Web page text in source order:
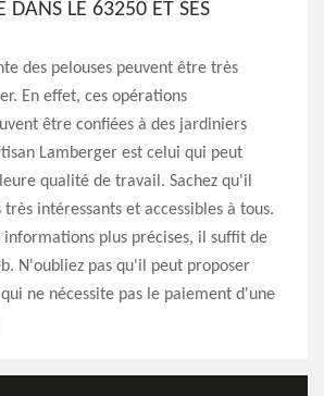
DANS LE 63250 ET SES
des pelouses peuvent être très
En effet, ces opérations
être confiées à des jardiniers
Lamberger est celui qui peut
qualité de travail. Sachez qu'il
intéressants et accessibles à tous.
informations plus précises, il suffit de
N'oubliez pas qu'il peut proposer
ne nécessite pas le paiement d'une